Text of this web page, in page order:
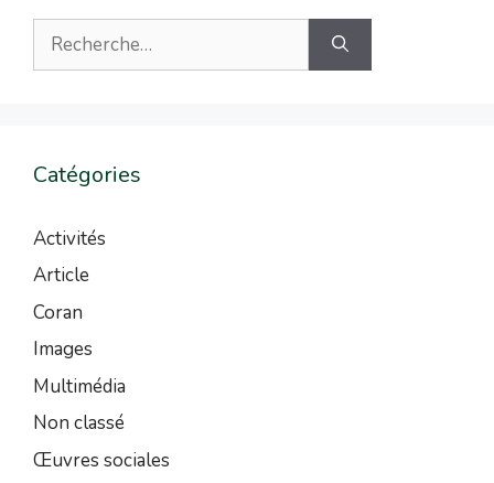
Catégories
Activités
Article
Coran
Images
Multimédia
Non classé
Œuvres sociales